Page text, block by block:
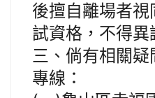
後擅自離場者
試資格，不得異
三、倘有相關
專線：